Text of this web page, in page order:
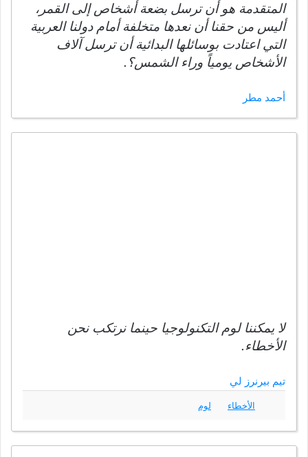
المتقدمة هو أن ترسل بضعة أشخاص إلى القمر،
أليس من حقنا أن نعدها متخلفة أمام دولنا العربية
التي اعتادت بوسائلها البدائية أن ترسل آلاف
الأشخاص يومياً وراء الشمس؟.
أحمد مطر
لا يمكننا لوم التكنولوجيا حينما نرتكب نحن
الأخطاء.
تيم بيرنرز لي
الأخطاء لوم